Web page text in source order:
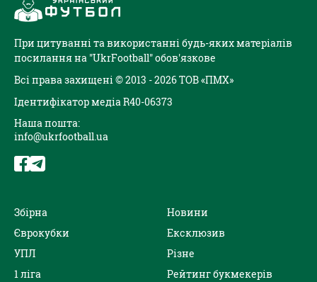
При цитуванні та використанні будь-яких матеріалів
посилання на "UkrFootball" обов'язкове
Всі права захищені © 2013 - 2026 ТОВ «ПМХ»
Ідентифікатор медіа R40-06373
Наша пошта:
info@ukrfootball.ua
Збірна
Єврокубки
УПЛ
1 ліга
Новини
Ексклюзив
Різне
Рейтинг букмекерів